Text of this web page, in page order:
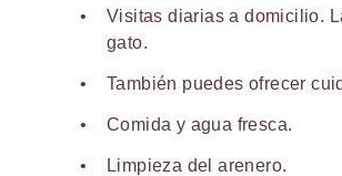
Visitas diarias a domicilio.
gato.
También puedes ofrecer
Comida y agua fresca.
Limpieza del arenero.